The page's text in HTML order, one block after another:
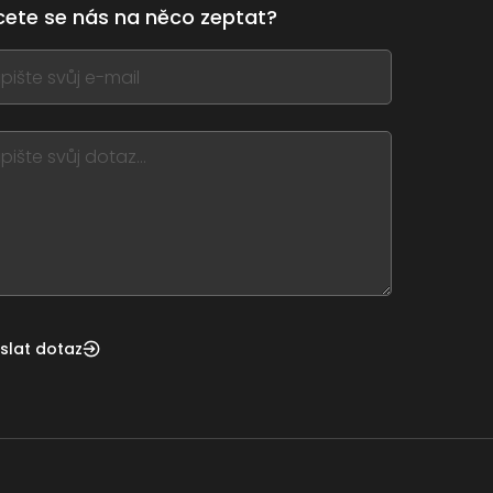
se nás na něco zeptat?
dotaz